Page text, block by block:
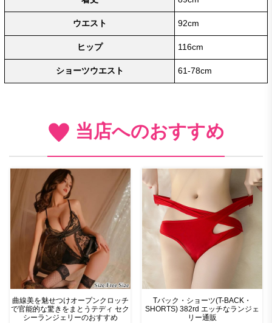
ウエスト 92cm
ヒップ 116cm
ショーツウエスト 61-78cm
当店へのおすすめ
曲線美を魅せつけオープンクロッチ
で官能的な驚きをまとうテディ セク
シーランジェリーのおすすめ
Tバック・ショーツ(T-BACK・
SHORTS) 382rd エッチなランジェ
リー通販